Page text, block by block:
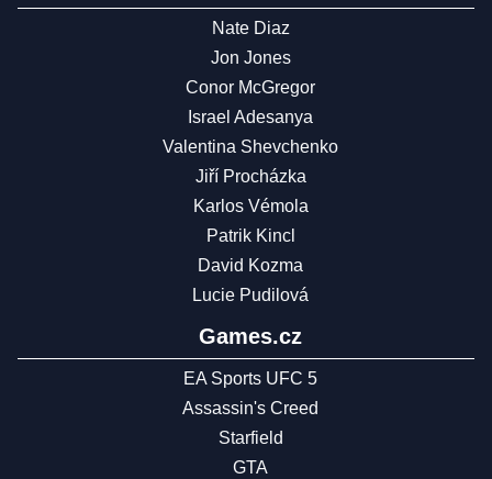
Nate Diaz
Jon Jones
Conor McGregor
Israel Adesanya
Valentina Shevchenko
Jiří Procházka
Karlos Vémola
Patrik Kincl
David Kozma
Lucie Pudilová
Games.cz
EA Sports UFC 5
Assassin's Creed
Starfield
GTA